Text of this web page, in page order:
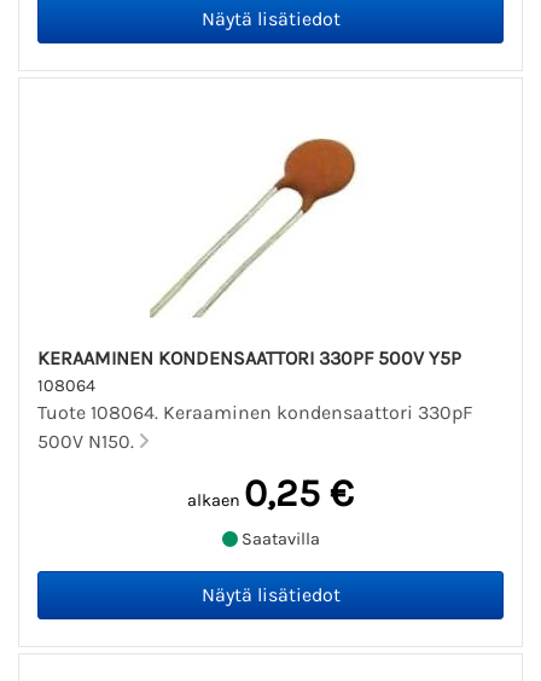
KERAAMINEN KONDENSAATTORI 330PF 500V Y5P
108064
Tuote 108064. Keraaminen kondensaattori 330pF
500V N150.
alkaen 0,25 €
Saatavilla